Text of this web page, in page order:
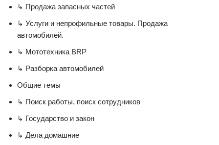
↳ Продажа запасных частей
↳ Услуги и непрофильные товары. Продажа
автомобилей.
↳ Мототехника BRP
↳ Разборка автомобилей
Общие темы
↳ Поиск работы, поиск сотрудников
↳ Государство и закон
↳ Дела домашние